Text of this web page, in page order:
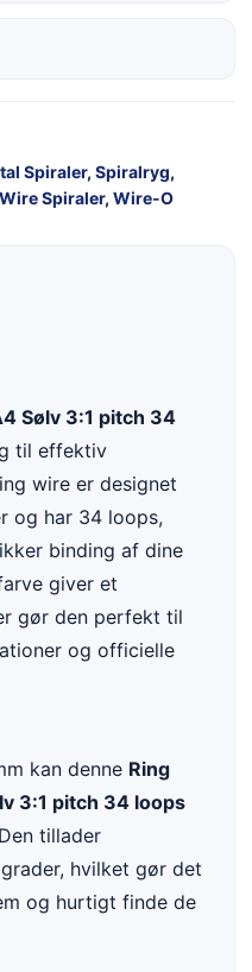
Spiraler, Spiralryg,
Wire Spiraler, Wire-O
Sølv 3:1 pitch 34
til effektiv
wire er designet
og har 34 loops,
binding af dine
giver et
gør den perfekt til
og officielle
kan denne Ring
3:1 pitch 34 loops
tillader
hvilket gør det
og hurtigt finde de